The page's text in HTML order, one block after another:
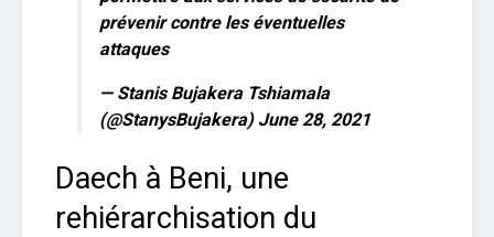
prévenir contre les éventuelles
attaques
— Stanis Bujakera Tshiamala
(@StanysBujakera) June 28, 2021
Daech à Beni, une
rehiérarchisation du